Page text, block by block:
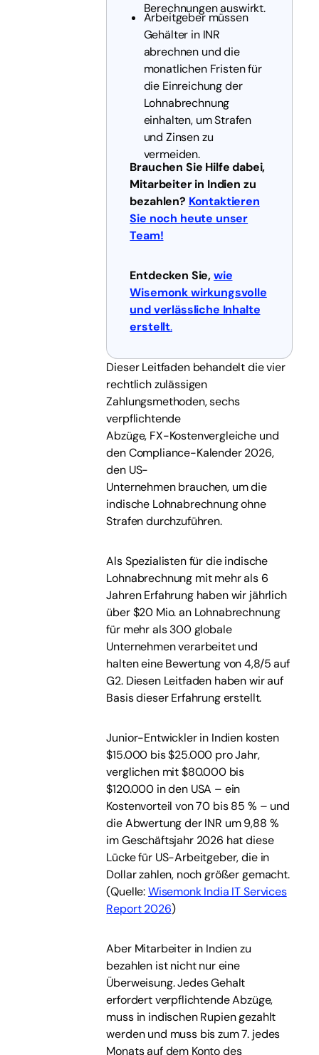
Berechnungen auswirkt.
Arbeitgeber müssen
Gehälter in INR
abrechnen und die
monatlichen Fristen für
die Einreichung der
Lohnabrechnung
einhalten, um Strafen
und Zinsen zu
vermeiden.
Brauchen Sie Hilfe dabei,
Mitarbeiter in Indien zu
bezahlen? Kontaktieren
Sie noch heute unser
Team!
Entdecken Sie,wie
Wisemonk wirkungsvolle
und verlässliche Inhalte
erstellt.
Dieser Leitfaden behandelt die vier
rechtlich zulässigen
Zahlungsmethoden, sechs
verpflichtende
Abzüge, FX-Kostenvergleiche und
den Compliance-Kalender 2026,
den US-
Unternehmen brauchen, um die
indische Lohnabrechnung ohne
Strafen durchzuführen.
Als Spezialisten für die indische
Lohnabrechnung mit mehr als 6
Jahren Erfahrung haben wir jährlich
über $20 Mio. an Lohnabrechnung
für mehr als 300 globale
Unternehmen verarbeitet und
halten eine Bewertung von 4,8/5 auf
G2. Diesen Leitfaden haben wir auf
Basis dieser Erfahrung erstellt.
Junior-Entwickler in Indien kosten
$15.000 bis $25.000 pro Jahr,
verglichen mit $80.000 bis
$120.000 in den USA – ein
Kostenvorteil von 70 bis 85 % – und
die Abwertung der INR um 9,88 %
im Geschäftsjahr 2026 hat diese
Lücke für US-Arbeitgeber, die in
Dollar zahlen, noch größer gemacht.
(Quelle:Wisemonk India IT Services
Report 2026)
Aber Mitarbeiter in Indien zu
bezahlen ist nicht nur eine
Überweisung. Jedes Gehalt
erfordert verpflichtende Abzüge,
muss in indischen Rupien gezahlt
werden und muss bis zum 7. jedes
Monats auf dem Konto des